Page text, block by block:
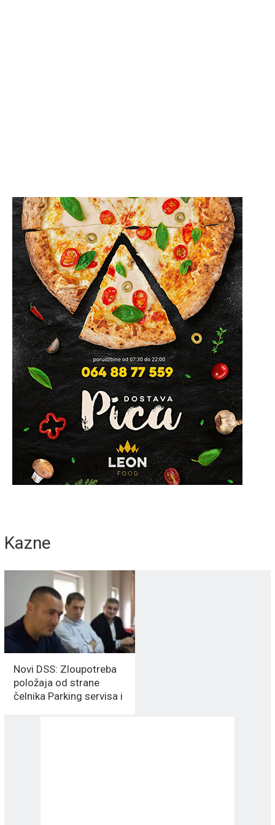
Kazne
Novi DSS: Zloupotreba
položaja od strane
čelnika Parking servisa i